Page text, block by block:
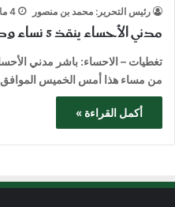
رئيس التحرير: محمد بن منصور 4 مايو، 2018
مدني الأحساء ينقذ 5 نساء وطفلة من حريق فى الساباط
من مساء هذا أمس الخميس الموافق ١٤٣٩/٨/١٧ بقرية…
أكمل القراءة »